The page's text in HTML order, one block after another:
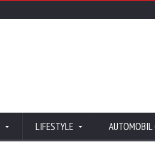
LIFESTYLE AUTOMOBIL